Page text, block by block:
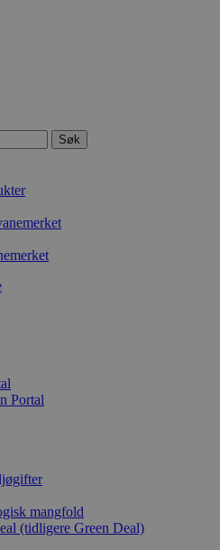
Portal
mangfold
(tidligere Green Deal)